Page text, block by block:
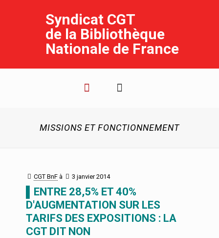
Syndicat CGT
de la Bibliothèque
Nationale de France
MISSIONS ET FONCTIONNEMENT
CGT BnF à 3 janvier 2014
▌ENTRE 28,5% ET 40%
D'AUGMENTATION SUR LES
TARIFS DES EXPOSITIONS : LA
CGT DIT NON